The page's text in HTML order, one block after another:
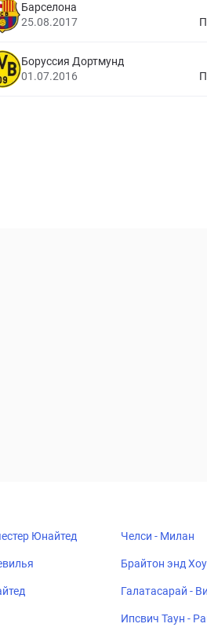
Барселона
25.08.2017
Боруссия Дортмунд
01.07.2016
Юнайтед Челси - Милан
Брайтон энд
Галатасарай -
Ипсвич Таун -